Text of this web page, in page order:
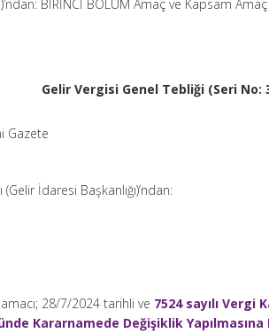
BİRİNCİ BÖLÜM Amaç ve Kapsam
Gelir Vergisi Genel Tebliği (Seri No:
Gazete
İdaresi Başkanlığı)’ndan:
28/7/2024 tarihli ve 7524 sayılı Vergi
Kararnamede Değişiklik